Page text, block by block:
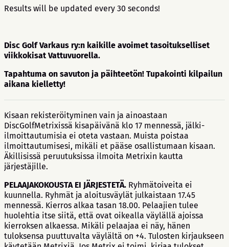
Results will be updated every 30 seconds!
Disc Golf Varkaus ry:n kaikille avoimet tasoitukselliset
viikkokisat Vattuvuorella.
Tapahtuma on savuton ja päihteetön! Tupakointi kilpailun
aikana kielletty!
Kisaan rekisteröityminen vain ja ainoastaan
DiscGolfMetrixissä kisapäivänä klo 17 mennessä, jälki-
ilmoittautumisia ei oteta vastaan. Muista poistaa
ilmoittautumisesi, mikäli et pääse osallistumaan kisaan.
Äkillisissä peruutuksissa ilmoita Metrixin kautta
järjestäjille.
PELAAJAKOKOUSTA EI JÄRJESTETÄ. Ryhmätoiveita ei
kuunnella. Ryhmät ja aloitusväylät julkaistaan 17.45
mennessä. Kierros alkaa tasan 18.00. Pelaajien tulee
huolehtia itse siitä, että ovat oikealla väylällä ajoissa
kierroksen alkaessa. Mikäli pelaajaa ei näy, hänen
tuloksensa puuttuvalta väylältä on +4. Tulosten kirjaukseen